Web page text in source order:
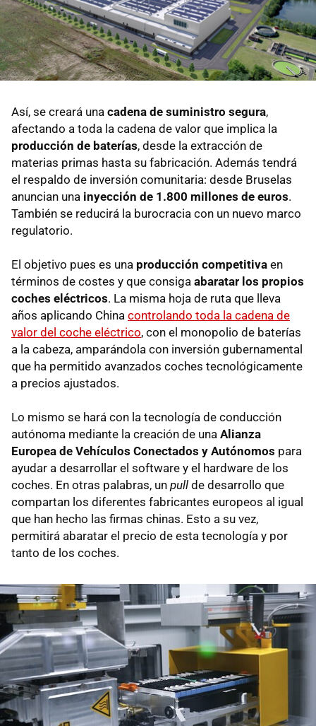
Así, se creará una cadena de suministro segura,
afectando a toda la cadena de valor que implica la
producción de baterías, desde la extracción de
materias primas hasta su fabricación. Además tendrá
el respaldo de inversión comunitaria: desde Bruselas
anuncian una inyección de 1.800 millones de euros.
También se reducirá la burocracia con un nuevo marco
regulatorio.
El objetivo pues es una producción competitiva en
términos de costes y que consiga abaratar los propios
coches eléctricos. La misma hoja de ruta que lleva
años aplicando China controlando toda la cadena de
valor del coche eléctrico, con el monopolio de baterías
a la cabeza, amparándola con inversión gubernamental
que ha permitido avanzados coches tecnológicamente
a precios ajustados.
Lo mismo se hará con la tecnología de conducción
autónoma mediante la creación de una Alianza
Europea de Vehículos Conectados y Autónomos para
ayudar a desarrollar el software y el hardware de los
coches. En otras palabras, un pull de desarrollo que
compartan los diferentes fabricantes europeos al igual
que han hecho las firmas chinas. Esto a su vez,
permitirá abaratar el precio de esta tecnología y por
tanto de los coches.